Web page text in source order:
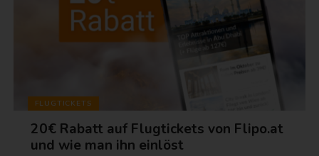
FLUGTICKETS
20€ Rabatt auf Flugtickets von Flipo.at
und wie man ihn einlöst